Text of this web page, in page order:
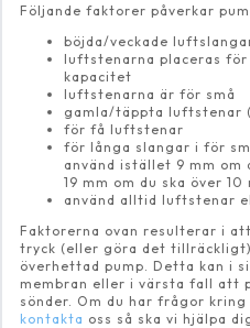
Följande faktorer påverkar
böjda/veckade
luftstenarna placeras
kapacitet
luftstenarna är för små
gamla/täppta luftstenar
för få luftstenar
för långa slangar i för
använd istället 9 mm om
19 mm om du ska över 10
använd alltid luftstenar
Faktorerna ovan resulterar i
tryck (eller göra det
överhettad pump. Detta kan i
membran eller i värsta fall att
sönder. Om du har frågor
kontakta oss så ska vi hjälpa